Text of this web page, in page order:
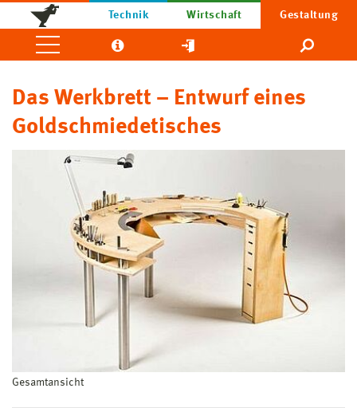
Technik Wirtschaft Gestaltung
Das Werkbrett – Entwurf eines
Goldschmiedetisches
Gesamtansicht